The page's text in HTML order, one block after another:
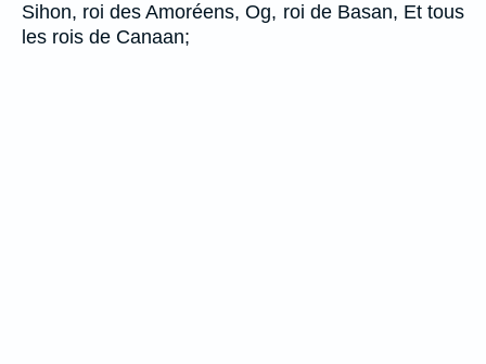
Sihon, roi des Amoréens, Og, roi de Basan, Et tous
les rois de Canaan;